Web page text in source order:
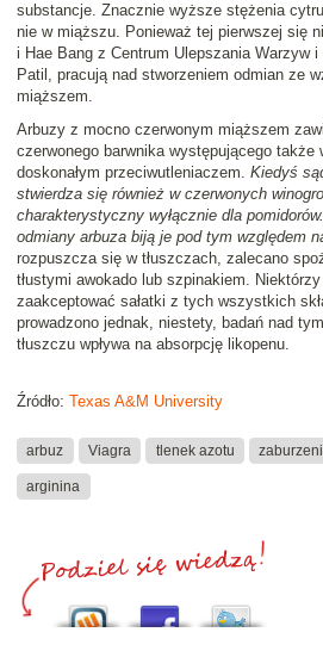
substancje. Znacznie wyższe stężenia
nie w miąższu. Ponieważ tej pierwszej się
i Hae Bang z Centrum Ulepszania Warzyw
Patil, pracują nad stworzeniem odmian ze
miąższem.
Arbuzy z mocno czerwonym miąższem
czerwonego barwnika występującego także
doskonałym przeciwutleniaczem. Kiedyś
stwierdza się również w czerwonych
charakterystyczny wyłącznie dla
odmiany arbuza biją je pod tym względem
rozpuszcza się w tłuszczach, zalecano
tłustymi awokado lub szpinakiem.
zaakceptować sałatki z tych wszystkich
prowadzono jednak, niestety, badań nad
tłuszczu wpływa na absorpcję likopenu.
Źródło: Texas A&M University
arbuz Viagra tlenek azotu
arginina